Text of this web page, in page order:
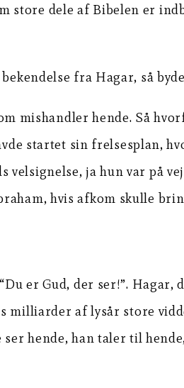
dele af Bibelen er
fra Hagar, så
mishandler hende. Så
startet sin frelsesplan,
ja hun var på
hvis afkom skulle
er Gud, der ser!”.
milliarder af lysår store
hende, han taler til